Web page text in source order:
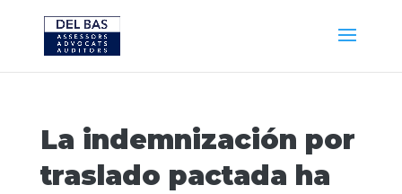
La indemnización por
traslado pactada ha